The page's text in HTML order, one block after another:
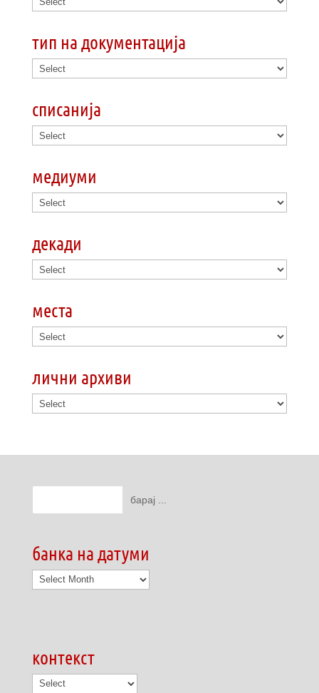
тип на документација
списанија
медиуми
декади
места
лични архиви
банка на датуми
банка
на
контекст